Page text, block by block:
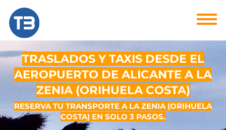
TRASLADOS Y TAXIS DESDE EL
AEROPUERTO DE ALICANTE A LA
ZENIA (ORIHUELA COSTA)
RESERVA TU TRANSPORTE A LA ZENIA (ORIHUELA
COSTA) EN SOLO 3 PASOS.